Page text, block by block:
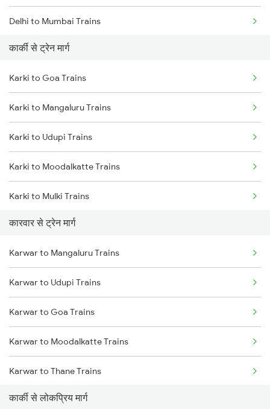
Delhi to Mumbai Trains
Mumbai to Pune Trains
Delhi to Jammu Trains
Mumbai to Delhi Trains
Mumbai to Goa Trains
Chennai to Coimbatore Trains
कार्की से ट्रेन मार्ग
Karki to Goa Trains
Karki to Mangaluru Trains
Karki to Udupi Trains
Karki to Moodalkatte Trains
Karki to Mulki Trains
Karki to Thane Trains
Karki to Bhatkal Trains
Karki to Bengaluru Trains
Karki to Ahmedabad Trains
Karki to Anand Trains
कारवार से ट्रेन मार्ग
Karwar to Mangaluru Trains
Karwar to Udupi Trains
Karwar to Goa Trains
Karwar to Moodalkatte Trains
Karwar to Thane Trains
Karwar to Shoranur Trains
कार्की से लोकप्रिय मार्ग